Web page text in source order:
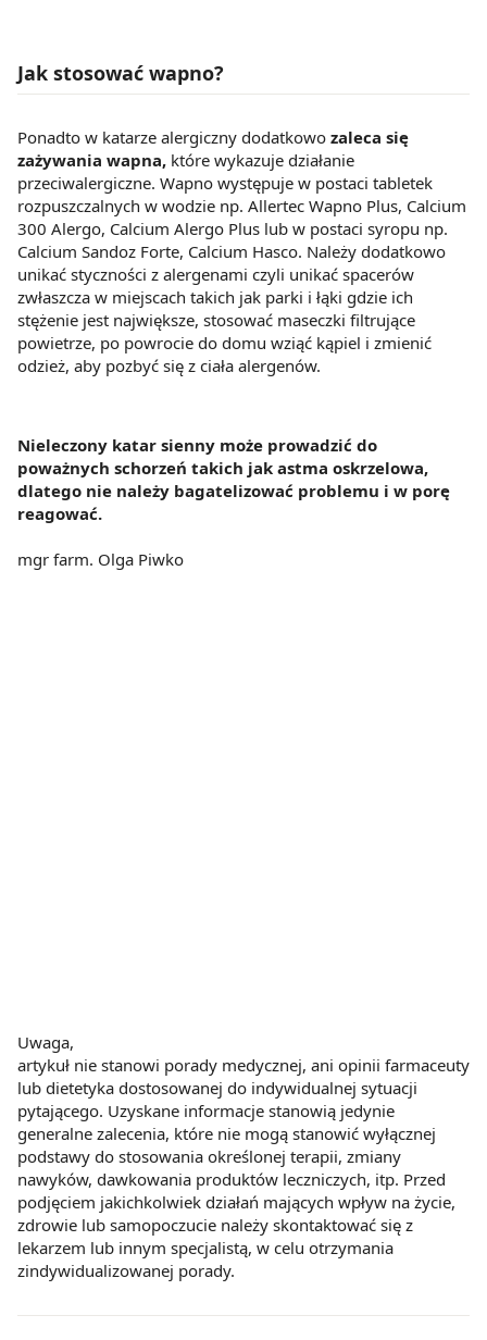
Jak stosować wapno?
Ponadto w katarze alergiczny dodatkowo zaleca się
zażywania wapna, które wykazuje działanie
przeciwalergiczne. Wapno występuje w postaci tabletek
rozpuszczalnych w wodzie np. Allertec Wapno Plus, Calcium
300 Alergo, Calcium Alergo Plus lub w postaci syropu np.
Calcium Sandoz Forte, Calcium Hasco. Należy dodatkowo
unikać styczności z alergenami czyli unikać spacerów
zwłaszcza w miejscach takich jak parki i łąki gdzie ich
stężenie jest największe, stosować maseczki filtrujące
powietrze, po powrocie do domu wziąć kąpiel i zmienić
odzież, aby pozbyć się z ciała alergenów.
Nieleczony katar sienny może prowadzić do
poważnych schorzeń takich jak astma oskrzelowa,
dlatego nie należy bagatelizować problemu i w porę
reagować.
mgr farm. Olga Piwko
Uwaga,
artykuł nie stanowi porady medycznej, ani opinii farmaceuty
lub dietetyka dostosowanej do indywidualnej sytuacji
pytającego. Uzyskane informacje stanowią jedynie
generalne zalecenia, które nie mogą stanowić wyłącznej
podstawy do stosowania określonej terapii, zmiany
nawyków, dawkowania produktów leczniczych, itp. Przed
podjęciem jakichkolwiek działań mających wpływ na życie,
zdrowie lub samopoczucie należy skontaktować się z
lekarzem lub innym specjalistą, w celu otrzymania
zindywidualizowanej porady.